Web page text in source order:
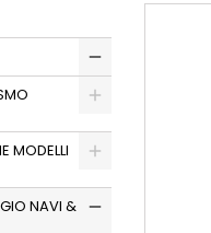
MODELLI
NAVI &